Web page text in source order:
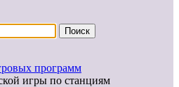
программ
игры по станциям